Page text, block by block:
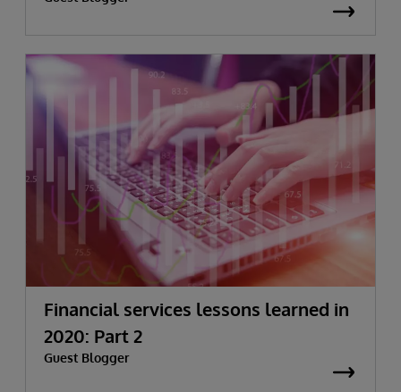
Financial services lessons learned in
2020: Part 2
Guest Blogger